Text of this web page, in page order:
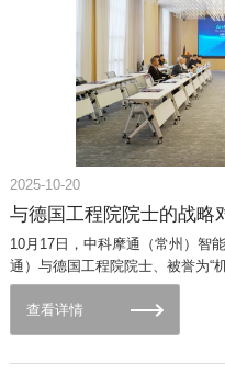
地的技术路径，成为技术人员的
导汽车工业事业部的日常研发与
字化产线等关键技术，通过持续
源汽车产业链中构建起差异化竞
日，严家祥凭借其在产业协同中
库专家和长三角新能源汽车产业
术创新协会专家委员会委员。这
体现了中科摩通在区域产业生态
新能源汽车产业联盟的技术标准
业链协同。同时，作为浙江省汽
盘、自动驾驶等领域的创新解决
行业规范化的推动者严家祥深知
递车自动驾驶及寄递功能场地试
试领域的空白。该标准从感知系
人快递车的测试流程与技术要求
2025-10-20
与德国工程院院士的战略
10月17日，中科摩通（常州）智
通）与德国工程院院士、被誉为“
究团队、同济大学智能制造领域
钟楼区政府领导受邀出席签约仪
时刻。三方围绕新能源汽车领域
查看详情